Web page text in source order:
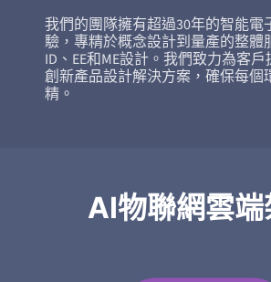
我們的團隊擁有超過30年的智能電
驗，專精於概念設計到量產的整體
ID、EE和ME設計。我們致力為客
創新產品設計解決方案，確保每個
精。
AI物聯網雲端